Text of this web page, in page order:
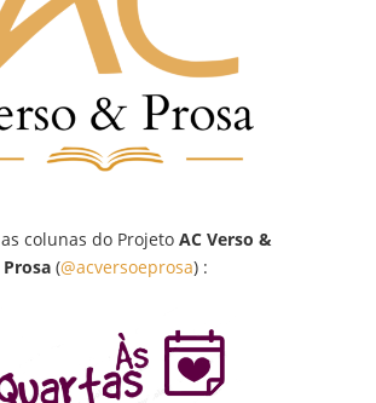
colunas do Projeto AC Verso &
Prosa(@acversoeprosa) :